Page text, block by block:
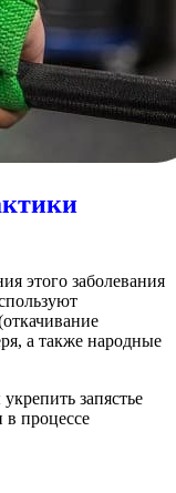
этого заболевания
а также народные
запястье
в процессе